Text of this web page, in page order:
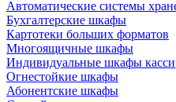
Автоматические системы
Бухгалтерские шкафы
Картотеки больших форматов
Многоящичные шкафы
Индивидуальные шкафы
Огнестойкие шкафы
Абонентские шкафы